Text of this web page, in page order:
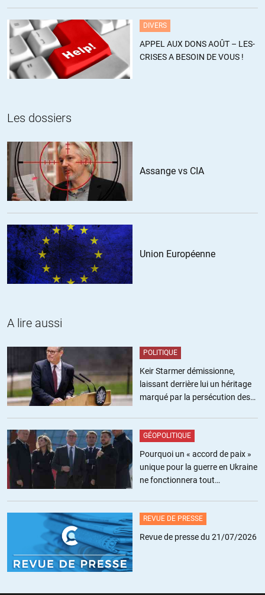
JBB//14.12.2021 à 08h38
C’est pourtant simple, avec la capitalisation les profits des
entreprises (dividendes et plus-values) financent les
retraites, avec la répartition non.
Ha, ben oui, c’est vrai, je suis stupide, j’ai pas pensé aux
dividendes et aux plus-values !
Les moins-values dans un marché en bulle… Ça n’existe pas ?
retraites sans étouffer les salaires ?
Comment se passent les flux de dividendes dans un monde
aux inégalités de richesse si exorbitantes ?
Comment se passe la transition ?
+4
Saint Maurice
@Patrick
« Il n’y a pas de système efficace de retraite dans un monde
qui n’est pas en croissance démographique et économique »
Ça bien d’où cela???
Et si l’état verse 1000 (ou 10 000) aux retraités et récupère
les 1000 (ou 10000…) par les taxes ??
DIVERS
APPEL AUX DONS AOÛT – LES-
CRISES A BESOIN DE VOUS !
Les dossiers
Assange vs CIA
Union Européenne
A lire aussi
POLITIQUE
Keir Starmer démissionne,
laissant derrière lui un héritage
marqué par la persécution des
GÉOPOLITIQUE
Pourquoi un « accord de paix »
unique pour la guerre en Ukraine
ne fonctionnera tout
REVUE DE PRESSE
Revue de presse du 21/07/2026